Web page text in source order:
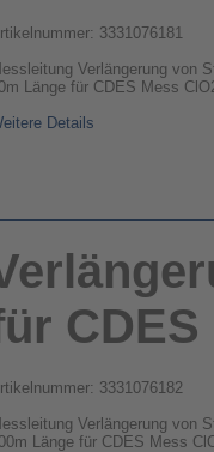
3331076181
Verlängerung von
Länge für CDES Mess
Details
3331076182
Verlängerung von
Länge für CDES Mess